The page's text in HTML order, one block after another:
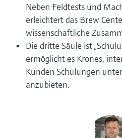
Neben Feldtests und
erleichtert das Brew
wissenschaftliche
Die dritte Säule ist
ermöglicht es Krones,
Kunden Schulungen
anzubieten.